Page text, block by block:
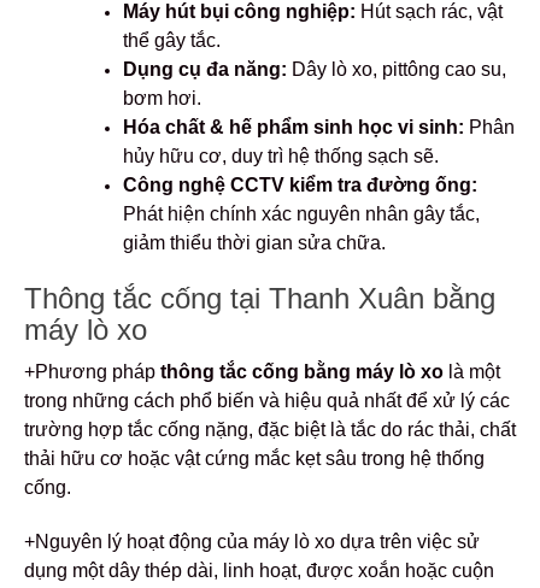
Máy hút bụi công nghiệp: Hút sạch rác, vật
thể gây tắc.
Dụng cụ đa năng: Dây lò xo, pittông cao su,
bơm hơi.
Hóa chất & hế phẩm sinh học vi sinh: Phân
hủy hữu cơ, duy trì hệ thống sạch sẽ.
Công nghệ CCTV kiểm tra đường ống:
Phát hiện chính xác nguyên nhân gây tắc,
giảm thiểu thời gian sửa chữa.
Thông tắc cống tại Thanh Xuân bằng
máy lò xo
+Phương pháp thông tắc cống bằng máy lò xo là một
trong những cách phổ biến và hiệu quả nhất để xử lý các
trường hợp tắc cống nặng, đặc biệt là tắc do rác thải, chất
thải hữu cơ hoặc vật cứng mắc kẹt sâu trong hệ thống
cống.
+Nguyên lý hoạt động của máy lò xo dựa trên việc sử
dụng một dây thép dài, linh hoạt, được xoắn hoặc cuộn